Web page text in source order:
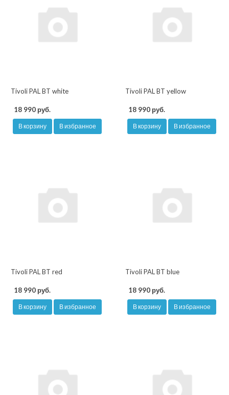
Tivoli PAL BT white
18 990 руб.
В корзину В избранное
Tivoli PAL BT yellow
18 990 руб.
В корзину В избранное
Tivoli PAL BT red
18 990 руб.
В корзину В избранное
Tivoli PAL BT blue
18 990 руб.
В корзину В избранное